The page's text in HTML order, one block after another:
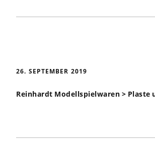
26. SEPTEMBER 2019
Reinhardt Modellspielwaren > Plaste